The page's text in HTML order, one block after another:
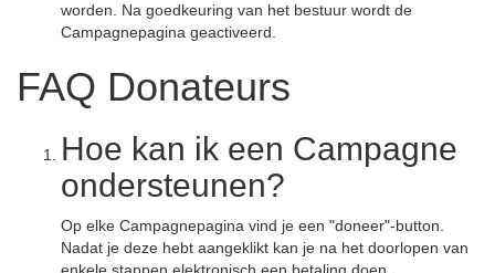
worden. Na goedkeuring van het bestuur wordt de
Campagnepagina geactiveerd.
FAQ Donateurs
Hoe kan ik een Campagne
ondersteunen?
Op elke Campagnepagina vind je een "doneer"-button.
Nadat je deze hebt aangeklikt kan je na het doorlopen van